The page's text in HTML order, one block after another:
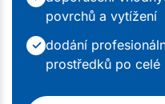
povrchů a vytížení
✓ dodání
prostředků po celé